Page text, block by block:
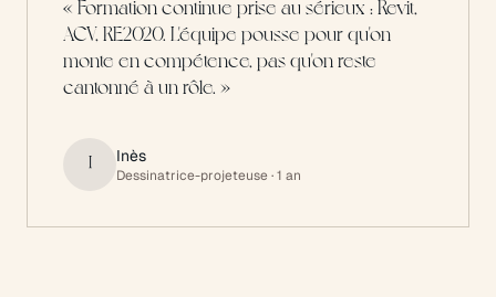
« Formation continue prise au sérieux : Revit,
ACV, RE2020. L'équipe pousse pour qu'on
monte en compétence, pas qu'on reste
cantonné à un rôle. »
I Inès
Dessinatrice-projeteuse· 1 an